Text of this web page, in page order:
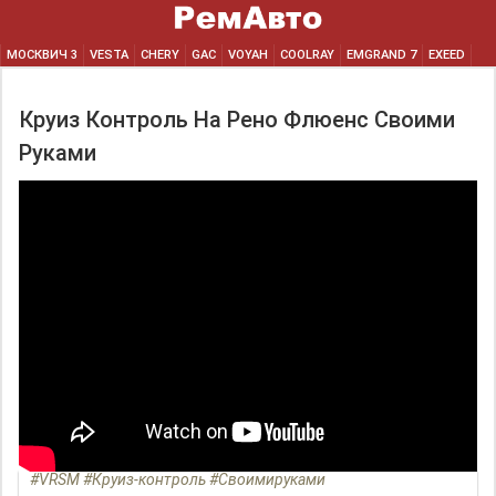
МОСКВИЧ 3 VESTA CHERY GAC VOYAH COOLRAY EMGRAND 7 EXEED
Круиз Контроль На Рено Флюенс Своими
Руками
#VRSM #Круиз-контроль #Своимируками